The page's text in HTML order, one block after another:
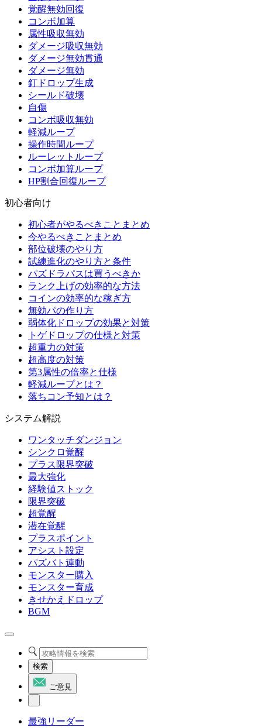
覚醒無効回復
コンボ加算
属性吸収無効
ダメージ吸収無効
ダメージ無効貫通
ダメージ無効
釘ドロップ生成
シールド破壊
自傷
コンボ吸収無効
軽減ループ
操作時間ループ
ルーレットループ
コンボ加算ループ
HP割合回復ループ
初心者向け
初心者がやるべきことまとめ
今やるべきことまとめ
部位破壊のやり方
試練進化のやり方と条件
パズドラパスは買うべきか
ランク上げの効率的な方法
コインの効率的な稼ぎ方
無効パの作り方
弱体化ドロップの効果と対策
トゲドロップの仕様と対策
超重力の対策
超高度の対策
第3属性の倍率と仕様
軽減ループとは？
落ちコン予知とは？
システム解説
ワンタッチダンジョン
シンクロ覚醒
プラス限界突破
最大強化
経験値ストック
限界突破
超覚醒
潜在覚醒
プラスポイント
アシスト設定
パズバト連動
モンスター購入
モンスター育成
きせかえドロップ
BGM
検索
ご意見
最強リーダー